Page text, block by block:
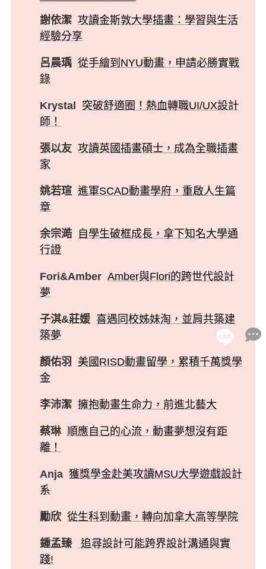
謝依潔 攻讀金斯敦大學插畫：學習與生活
經驗分享
呂晨瑀 從手繪到NYU動畫，申請必勝實戰
錄
Krystal 突破舒適圈！熱血轉職UI/UX設計
師！
張以友 攻讀英國插畫碩士，成為全職插畫
家
姚若瑄 進軍SCAD動畫學府，重啟人生篇
章
余宗澔
自學生破框成長，拿下知名大學通
行證
Fori&Amber Amber與Flori的跨世代設計
夢
子淇&莊媛 喜遇同校姊妹淘，並肩共築建
築夢
顏佑羽
美國RISD動畫留學，累積千萬獎學
金
李沛潔 擁抱動畫生命力，前進北藝大
蔡琳 順應自己的心流，動畫夢想沒有距
離！
Anja 獲獎學金赴美攻讀MSU大學遊戲設計
系
勵欣 從生科到動畫，轉向加拿大高等學院
鍾孟臻
追尋設計可能跨界設計溝通與實
踐!